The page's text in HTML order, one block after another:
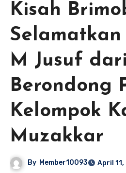
Kisah
Selamatkan
M Jusuf dari
Berondong
Kelompok
Muzakkar
By Member10093 April